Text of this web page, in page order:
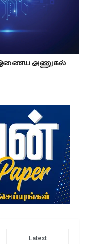
இணைய அணுகல்
Latest